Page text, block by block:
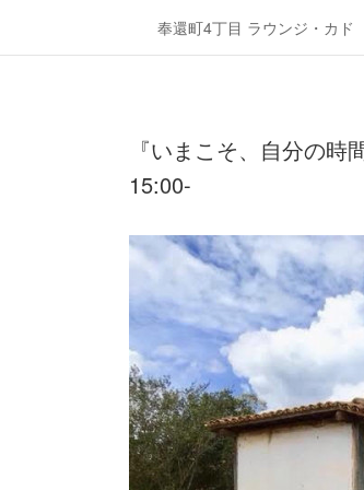
奉還町4丁目 ラウンジ・カド
『いまこそ、自分の
15:00-